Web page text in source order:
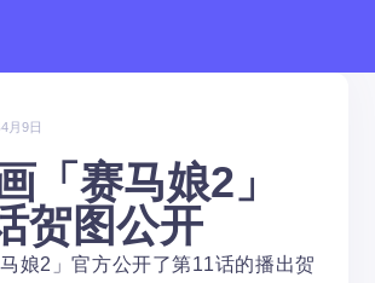
月9日
「赛马娘2」
贺图公开
娘2」官方公开了第11话的播出贺